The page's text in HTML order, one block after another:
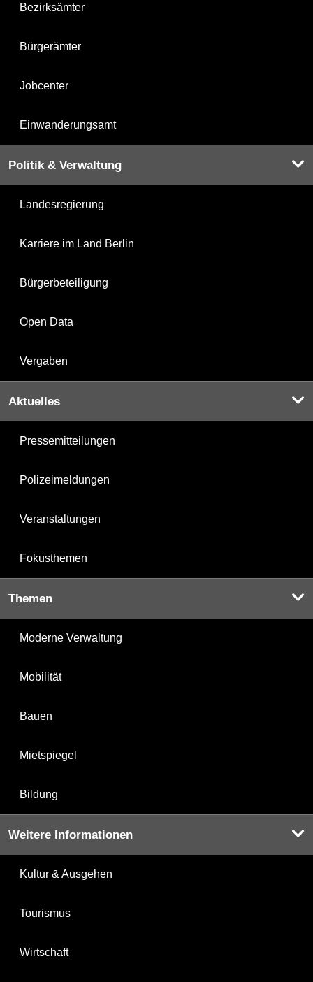
Bezirksämter
Bürgerämter
Jobcenter
Einwanderungsamt
Politik & Verwaltung
Landesregierung
Karriere im Land Berlin
Bürgerbeteiligung
Open Data
Vergaben
Aktuelles
Pressemitteilungen
Polizeimeldungen
Veranstaltungen
Fokusthemen
Themen
Moderne Verwaltung
Mobilität
Bauen
Mietspiegel
Bildung
Weitere Informationen
Kultur & Ausgehen
Tourismus
Wirtschaft